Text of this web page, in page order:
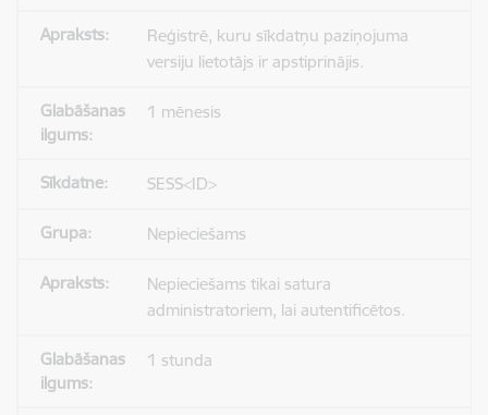
Reģistrē, kuru sīkdatņu paziņojuma
versiju lietotājs ir apstiprinājis.
1 mēnesis
SESS<ID>
Nepieciešams
Nepieciešams tikai satura
administratoriem, lai autentificētos.
1 stunda